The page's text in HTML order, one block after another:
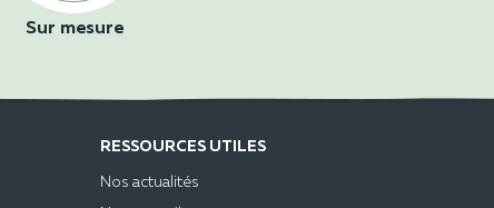
Sur mesure
RESSOURCES UTILES
Nos actualités